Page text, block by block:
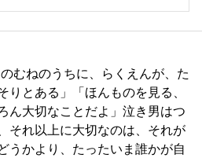
のむねのうちに、らくえんが、た
りとある」「ほんものを見る、
ん大切なことだよ」泣き男はつ
それ以上に大切なのは、それが
うかより、たったいま誰かが自